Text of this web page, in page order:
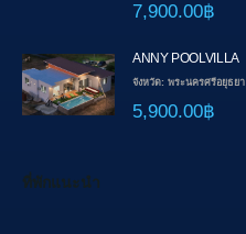
7,900.00฿
ANNY POOLVILLA
จังหวัด: พระนครศรีอยุธยา
5,900.00฿
ที่พักแนะนำ